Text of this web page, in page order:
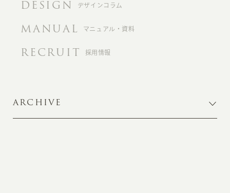
DESIGN デザインコラム
MANUAL マニュアル・資料
RECRUIT 採用情報
ARCHIVE